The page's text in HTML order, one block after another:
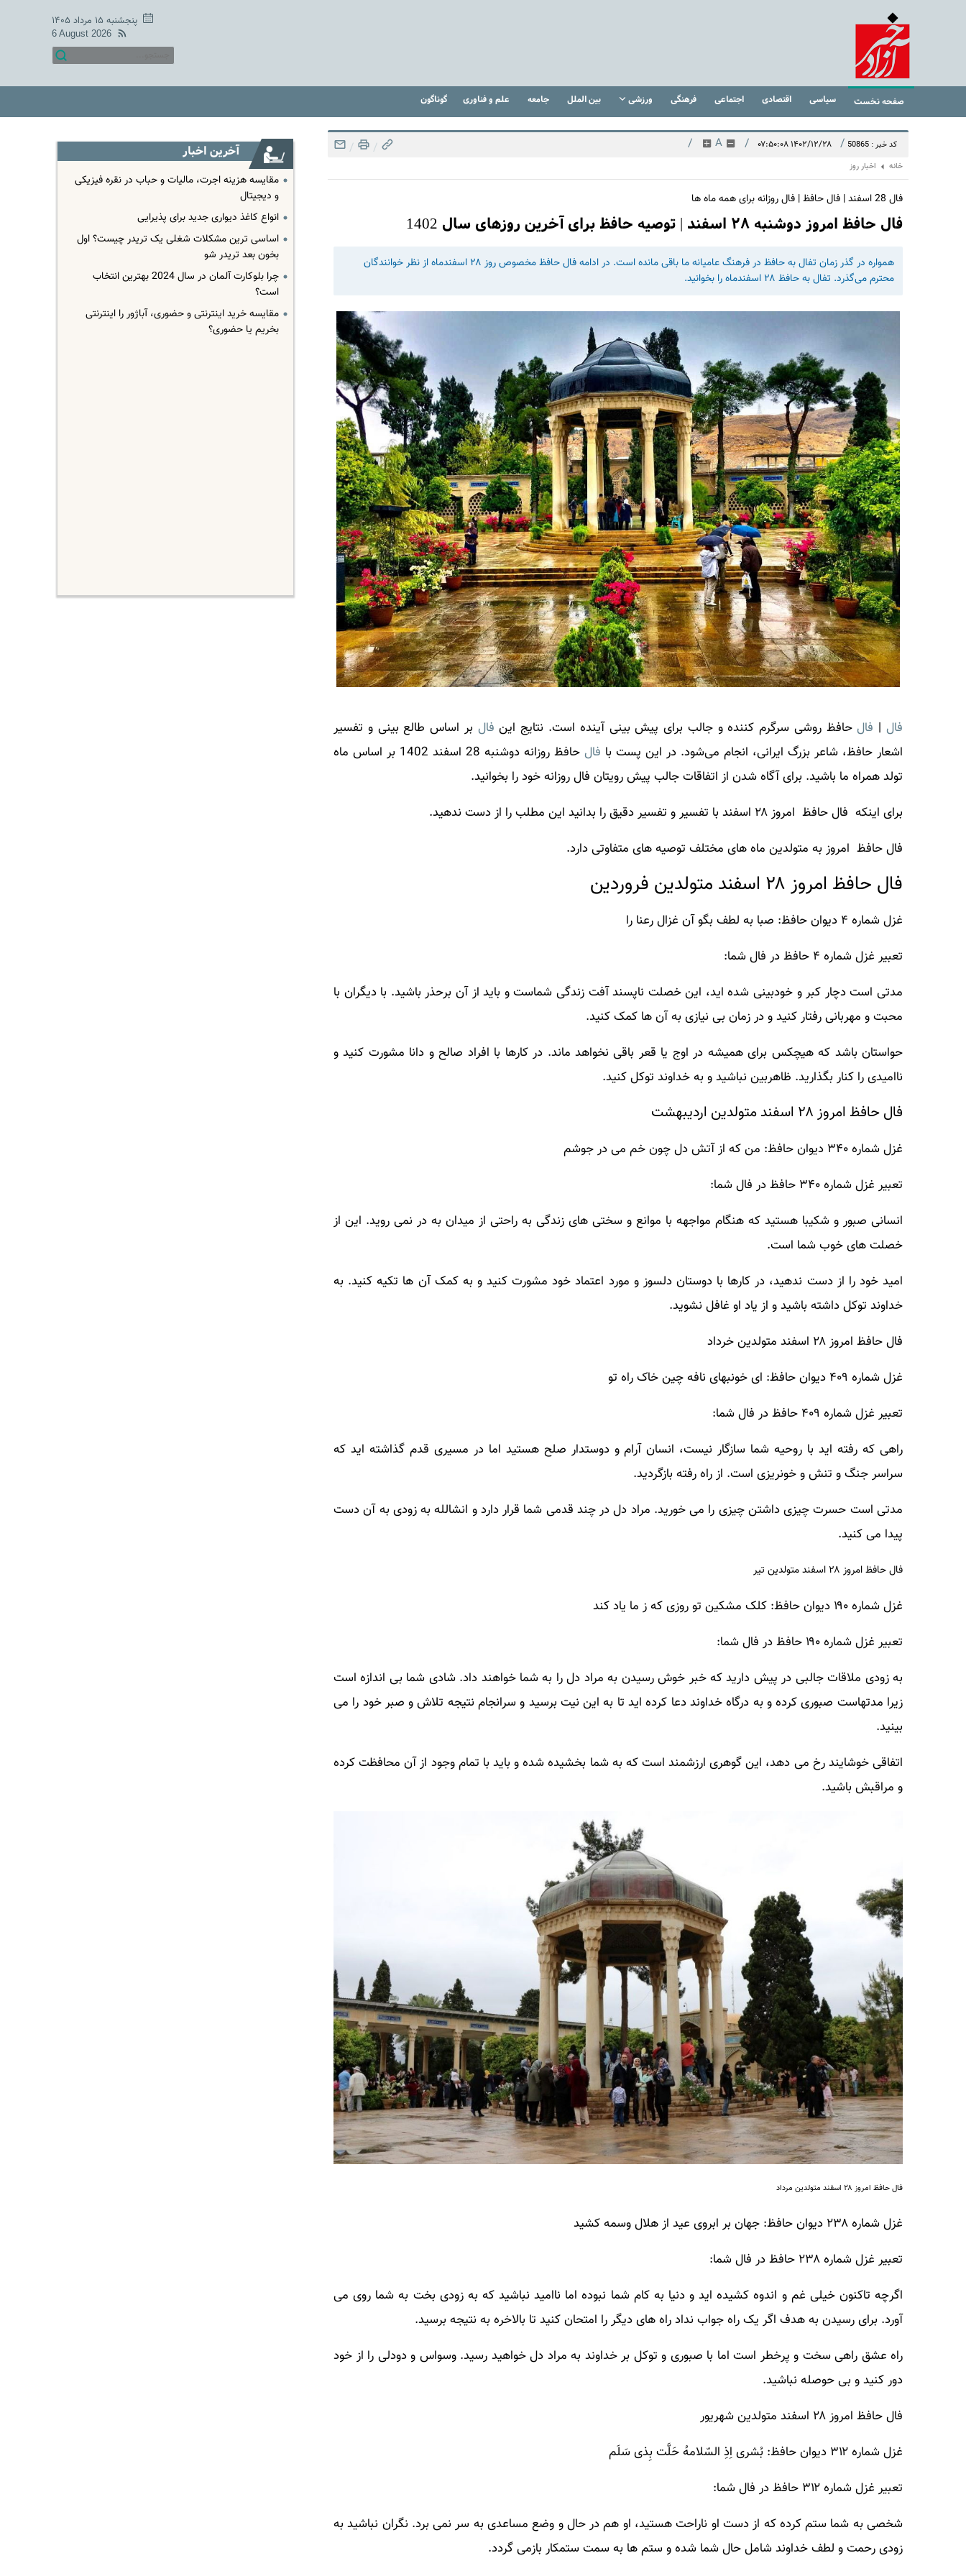
پنجشنبه ۱۵ مرداد ۱۴۰۵
6 August 2026
صفحه نخست سیاسی اقتصادی اجتماعی فرهنگی ورزشی بین الملل جامعه علم و فناوری گوناگون
کد خبر : 50865 / ۱۴۰۲/۱۲/۲۸ ۰۷:۵۰:۰۸ /
A
/
/
/
خانه اخبار روز
فال 28 اسفند | فال حافظ | فال روزانه برای همه ماه ها
فال حافظ امروز دوشنبه ۲۸ اسفند | توصیه حافظ برای آخرین روزهای سال 1402
همواره در گذر زمان تفال به حافظ در فرهنگ عامیانه ما باقی مانده است. در ادامه فال حافظ مخصوص روز ۲۸ اسفندماه از نظر خوانندگان
محترم می‌گذرد. تفال به حافظ ۲۸ اسفندماه را بخوانید.
فال| فالحافظ روشی سرگرم کننده و جالب برای پیش بینی آینده است. نتایج این فال بر اساس طالع بینی و تفسیر
اشعار حافظ، شاعر بزرگ ایرانی، انجام می‌شود. در این پست با فال
حافظ روزانه دوشنبه 28 اسفند 1402 بر اساس ماه
تولد همراه ما باشید. برای آگاه شدن از اتفاقات جالب پیش رویتان فالروزانه خود را بخوانید.
برای اینکه فال حافظ امروز ۲۸ اسفند با تفسیر و تفسیر دقیق را بدانید این مطلب را از دست ندهید.
فال حافظ امروز به متولدین ماه های مختلف توصیه های متفاوتی دارد.
فال حافظ امروز ۲۸ اسفند متولدین فروردین
غزل شماره ۴ دیوان حافظ: صبا به لطف بگو آن غزال رعنا را
تعبیر غزل شماره ۴ حافظ در فال شما:
مدتی است دچار کبر و خودبینی شده اید، این خصلت ناپسند آفت زندگی شماست و باید از آن برحذر باشید. با دیگران با
محبت و مهربانی رفتار کنید و در زمان بی نیازی به آن ها کمک کنید.
حواستان باشد که هیچکس برای همیشه در اوج یا قعر باقی نخواهد ماند. در کارها با افراد صالح و دانا مشورت کنید و
ناامیدی را کنار بگذارید. ظاهربین نباشید و به خداوند توکل کنید.
فال حافظ امروز ۲۸ اسفند متولدین اردیبهشت
غزل شماره ۳۴۰ دیوان حافظ: من که از آتش دل چون خم می در جوشم
تعبیر غزل شماره ۳۴۰ حافظ در فال شما:
انسانی صبور و شکیبا هستید که هنگام مواجهه با موانع و سختی های زندگی به راحتی از میدان به در نمی روید. این از
خصلت های خوب شما است.
امید خود را از دست ندهید، در کارها با دوستان دلسوز و مورد اعتماد خود مشورت کنید و به کمک آن ها تکیه کنید. به
خداوند توکل داشته باشید و از یاد او غافل نشوید.
فال حافظ امروز ۲۸ اسفند متولدین خرداد
غزل شماره ۴۰۹ دیوان حافظ: ای خونبهای نافه چین خاک راه تو
تعبیر غزل شماره ۴۰۹ حافظ در فال شما:
راهی که رفته اید با روحیه شما سازگار نیست، انسان آرام و دوستدار صلح هستید اما در مسیری قدم گذاشته اید که
سراسر جنگ و تنش و خونریزی است. از راه رفته بازگردید.
مدتی است حسرت چیزی داشتن چیزی را می خورید. مراد دل در چند قدمی شما قرار دارد و انشالله به زودی به آن دست
پیدا می کنید.
فال حافظ امروز ۲۸ اسفند متولدین تیر
غزل شماره ۱۹۰ دیوان حافظ: کلک مشکین تو روزی که ز ما یاد کند
تعبیر غزل شماره ۱۹۰ حافظ در فال شما:
به زودی ملاقات جالبی در پیش دارید که خبر خوش رسیدن به مراد دل را به شما خواهند داد. شادی شما بی اندازه است
زیرا مدتهاست صبوری کرده و به درگاه خداوند دعا کرده اید تا به این نیت برسید و سرانجام نتیجه تلاش و صبر خود را می
بینید.
اتفاقی خوشایند رخ می دهد، این گوهری ارزشمند است که به شما بخشیده شده و باید با تمام وجود از آن محافظت کرده
و مراقبش باشید.
فال حافظ امروز ۲۸ اسفند متولدین مرداد
غزل شماره ۲۳۸ دیوان حافظ: جهان بر ابروی عید از هلال وسمه کشید
تعبیر غزل شماره ۲۳۸ حافظ در فال شما:
اگرچه تاکنون خیلی غم و اندوه کشیده اید و دنیا به کام شما نبوده اما ناامید نباشید که به زودی بخت به شما روی می
آورد. برای رسیدن به هدف اگر یک راه جواب نداد راه های دیگر را امتحان کنید تا بالاخره به نتیجه برسید.
راه عشق راهی سخت و پرخطر است اما با صبوری و توکل بر خداوند به مراد دل خواهید رسید. وسواس و دودلی را از خود
دور کنید و بی حوصله نباشید.
فال حافظ امروز ۲۸ اسفند متولدین شهریور
غزل شماره ۳۱۲ دیوان حافظ: بُشری اِذِ السّلامهُ حَلَّت بِذی سَلَم
تعبیر غزل شماره ۳۱۲ حافظ در فال شما:
شخصی به شما ستم کرده که از دست او ناراحت هستید، او هم در حال و وضع مساعدی به سر نمی برد. نگران نباشید به
زودی رحمت و لطف خداوند شامل حال شما شده و ستم ها به سمت ستمکار بازمی گردد.
آخرین اخبار
مقایسه هزینه اجرت، مالیات و حباب در نقره فیزیکی
و دیجیتال
انواع کاغذ دیواری جدید برای پذیرایی
اساسی ترین مشکلات شغلی یک تریدر چیست؟ اول
بخون بعد تریدر شو
چرا بلوکارت آلمان در سال 2024 بهترین انتخاب
است؟
مقایسه خرید اینترنتی و حضوری، آباژور را اینترنتی
بخریم یا حضوری؟